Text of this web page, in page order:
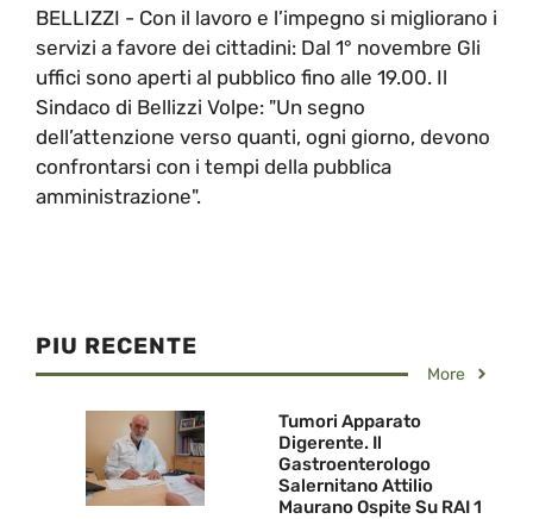
BELLIZZI - Con il lavoro e l’impegno si migliorano i
servizi a favore dei cittadini: Dal 1° novembre Gli
uffici sono aperti al pubblico fino alle 19.00. Il
Sindaco di Bellizzi Volpe: "Un segno
dell’attenzione verso quanti, ogni giorno, devono
confrontarsi con i tempi della pubblica
amministrazione".
PIU RECENTE
More
Tumori Apparato
Digerente. Il
Gastroenterologo
Salernitano Attilio
Maurano Ospite Su RAI 1